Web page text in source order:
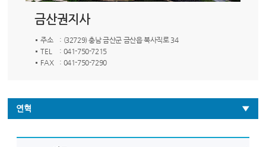
금산권지사
주소
: (32729) 충남 금산군 금산읍 북사직로 34
TEL
: 041-750-7215
FAX
: 041-750-7290
연혁